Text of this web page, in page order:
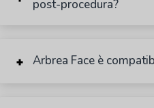
post-procedura?
Arbrea Face è